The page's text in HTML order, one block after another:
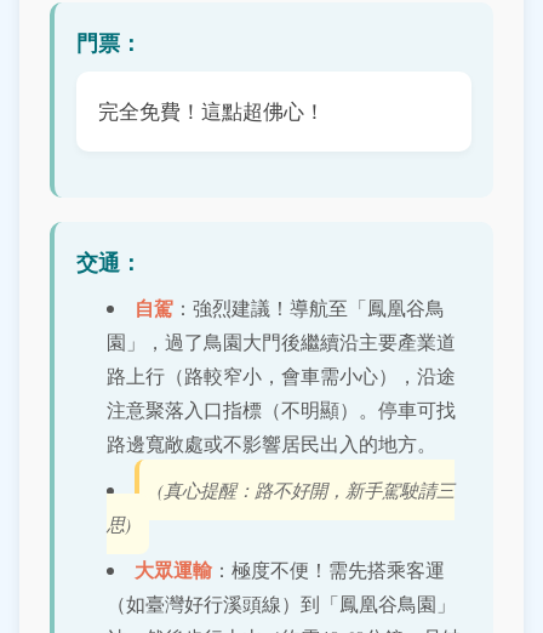
門票：
完全免費！這點超佛心！
交通：
自駕 ：強烈建議！導航至「鳳凰谷鳥
園」，過了鳥園大門後繼續沿主要產業道
路上行（路較窄小，會車需小心），沿途
注意聚落入口指標（不明顯）。停車可找
路邊寬敞處或不影響居民出入的地方。
(真心提醒：路不好開，新手駕駛請三
思)
大眾運輸 ：極度不便！需先搭乘客運
（如臺灣好行溪頭線）到「鳳凰谷鳥園」